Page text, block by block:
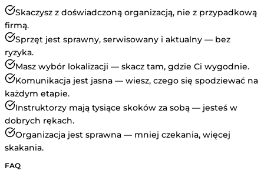
Skaczysz z doświadczoną organizacją, nie z przypadkową
firmą.
Sprzęt jest sprawny, serwisowany i aktualny — bez
ryzyka.
Masz wybór lokalizacji — skacz tam, gdzie Ci wygodnie.
Komunikacja jest jasna — wiesz, czego się spodziewać na
każdym etapie.
Instruktorzy mają tysiące skoków za sobą — jesteś w
dobrych rękach.
Organizacja jest sprawna — mniej czekania, więcej
skakania.
FAQ